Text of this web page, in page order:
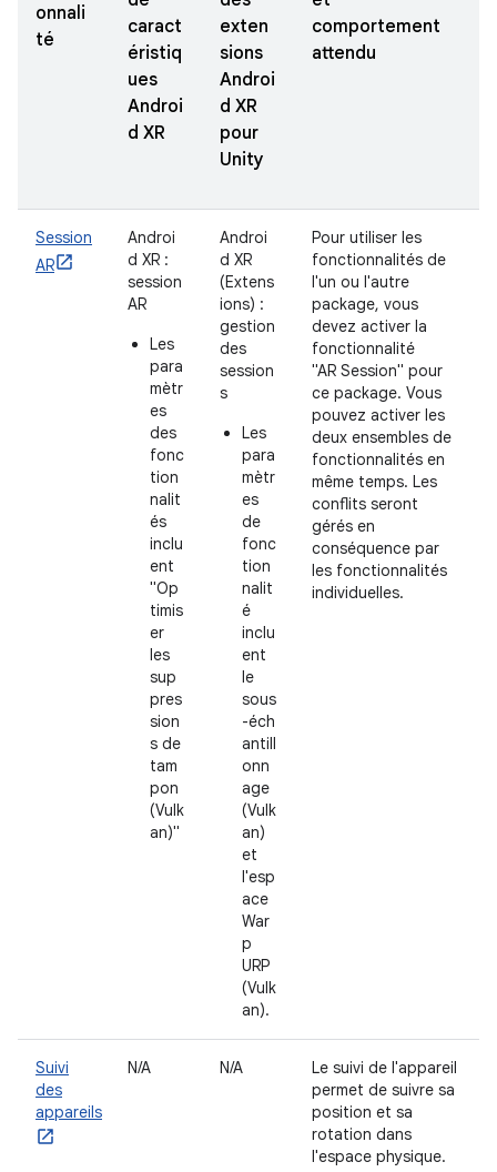
onnali
té
caract
éristiq
ues
Androi
d XR
exten
sions
Androi
d XR
pour
Unity
comportement
attendu
Session
AR
Androi
d XR :
session
AR
Les
para
mètr
es
des
fonc
tion
nalit
és
inclu
ent
"Op
timis
er
les
sup
pres
sion
s de
tam
pon
(Vulk
an)"
Androi
d XR
(Extens
ions) :
gestion
des
session
s
Les
para
mètr
es
de
fonc
tion
nalit
é
inclu
ent
le
sous
-éch
antill
onn
age
(Vulk
an)
et
l'esp
ace
War
p
URP
(Vulk
an).
Pour utiliser les
fonctionnalités de
l'un ou l'autre
package, vous
devez activer la
fonctionnalité
"AR Session" pour
ce package. Vous
pouvez activer les
deux ensembles de
fonctionnalités en
même temps. Les
conflits seront
gérés en
conséquence par
les fonctionnalités
individuelles.
Suivi
des
appareils
N/A N/A
Le suivi de l'appareil
permet de suivre sa
position et sa
rotation dans
l'espace physique.